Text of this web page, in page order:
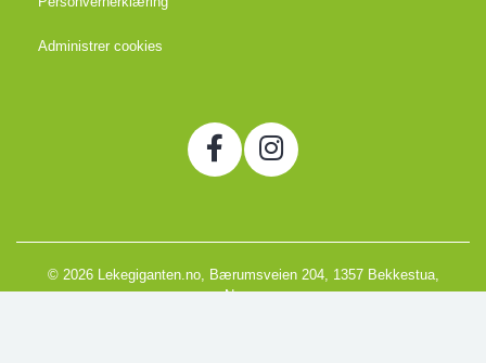
Administrer cookies
© 2026 Lekegiganten.no, Bærumsveien 204, 1357 Bekkestua,
Norge